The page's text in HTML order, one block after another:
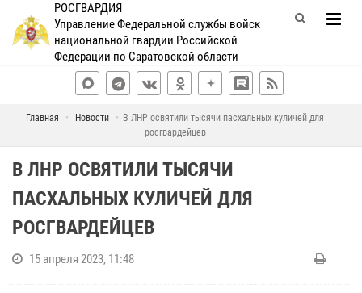
РОСГВАРДИЯ
Управление Федеральной службы войск
национальной гвардии Российской
Федерации по Саратовской области
Главная Новости
В ЛНР освятили тысячи пасхальных куличей для
росгвардейцев
В ЛНР ОСВЯТИЛИ ТЫСЯЧИ
ПАСХАЛЬНЫХ КУЛИЧЕЙ ДЛЯ
РОСГВАРДЕЙЦЕВ
15 апреля 2023, 11:48